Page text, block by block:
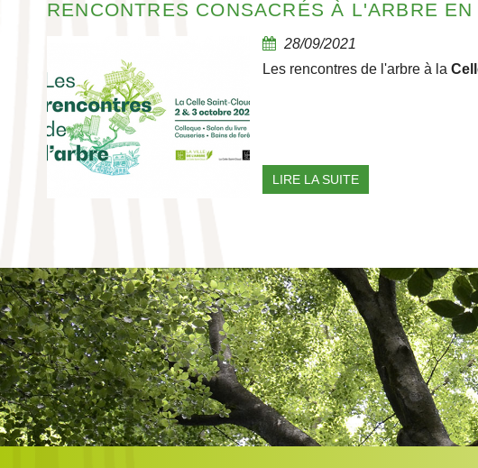
RENCONTRES CONSACRÉS À L'ARBRE
28/09/2021
Les rencontres de l'arbre à la
LIRE LA SUITE